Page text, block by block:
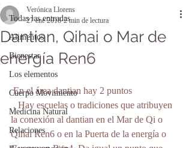
Todas las entradas
Alimentos
Bienestar
Los elementos
Cuerpo Movimiento
Medicina Natural
Relaciones
Dantian, Qihai o Mar de
energía Ren6
Verónica Llorens
27 ene 2018 2 min de lectura
En el área dantian hay 2 puntos
. Hay escuelas o tradiciones que atribuyen
la conexión al dantian en el Mar de Qi o
Qihai Ren6 o en la Puerta de la energía o